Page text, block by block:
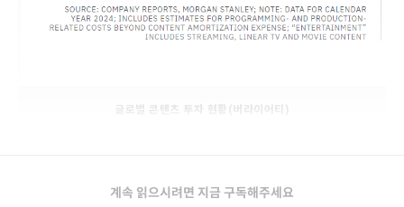
글로벌 콘텐츠 투자 현황(버라이어티)
계속 읽으시려면 지금 구독해주세요